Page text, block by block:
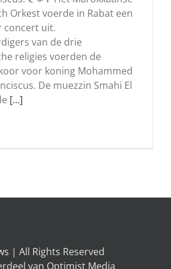
Orkest voerde in Rabat een
concert uit.
van de drie
religies voerden de
voor koning Mohammed
De muezzin Smahi El
[...]
| All Rights Reserved
van Optimist Media